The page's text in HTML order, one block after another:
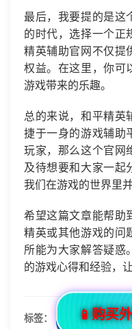
最后，我要提的是这
的时代，选择一个正
精英辅助官网不仅提
权益。在这里，你可
游戏带来的乐趣。
总的来说，和平精英
捷于一身的游戏辅助
玩家，那么这个官网
及待想要和大家一起
我们在游戏的世界里
希望这篇文章能帮助
精英或其他游戏的问
所能为大家解答疑惑
的游戏心得和经验，
标签： 📱购买